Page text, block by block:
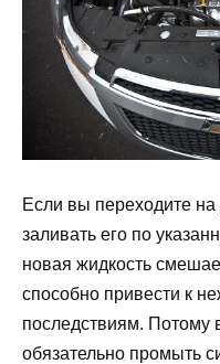
Если вы переходите на
заливать его по
новая жидкость
способно привести к
последствиям. Потому
обязательно промыть